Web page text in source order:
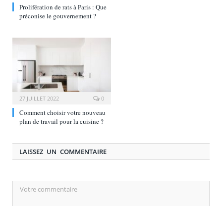
Prolifération de rats à Paris : Que
préconise le gouvernement ?
27 JUILLET 2022 0
Comment choisir votre nouveau
plan de travail pour la cuisine ?
LAISSEZ UN COMMENTAIRE